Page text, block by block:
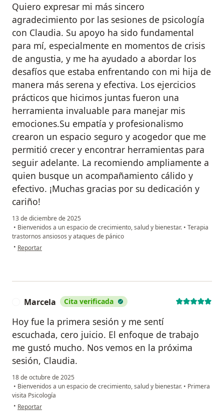
Quiero expresar mi más sincero
agradecimiento por las sesiones de psicología
con Claudia. Su apoyo ha sido fundamental
para mí, especialmente en momentos de crisis
de angustia, y me ha ayudado a abordar los
desafíos que estaba enfrentando con mi hija de
manera más serena y efectiva. Los ejercicios
prácticos que hicimos juntas fueron una
herramienta invaluable para manejar mis
emociones.Su empatía y profesionalismo
crearon un espacio seguro y acogedor que me
permitió crecer y encontrar herramientas para
seguir adelante. La recomiendo ampliamente a
quien busque un acompañamiento cálido y
efectivo. ¡Muchas gracias por su dedicación y
cariño!
13 de diciembre de 2025
• Bienvenidos a un espacio de crecimiento, salud y bienestar. • Terapia
trastornos ansiosos y ataques de pánico
• en opinión del usuario Javiera
Reportar
Marcela Cita verificada
Hoy fue la primera sesión y me sentí
escuchada, cero juicio. El enfoque de trabajo
me gustó mucho. Nos vemos en la próxima
sesión, Claudia.
18 de octubre de 2025
• Bienvenidos a un espacio de crecimiento, salud y bienestar. • Primera
visita Psicología
• en opinión del usuario Marcela
Reportar